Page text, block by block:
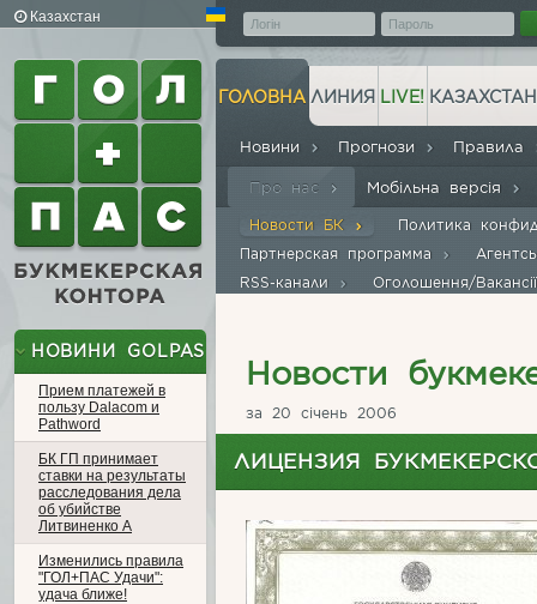
Казахстан
НОВИНИ GOLPAS
Прием платежей в
пользу Dalacom и
Pathword
БК ГП принимает
ставки на результаты
расследования дела
об убийстве
Литвиненко А
Изменились правила
"ГОЛ+ПАС Удачи":
удача ближе!
ГОЛОВНА
Новини Прогнози Правила
Про нас
Новости БК
Политика
Партнерская программа
RSS-канали
Оголошення/
Мобільна версія
ЛИНИЯ LIVE! КАЗАХСТАН
Новости
за 20 січень 2006
ЛИЦЕНЗИЯ